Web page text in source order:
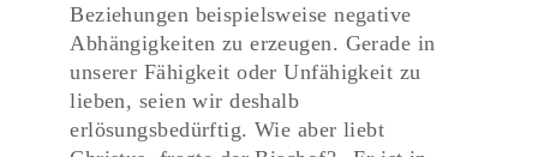
Beziehungen beispielsweise negative
Abhängigkeiten zu erzeugen. Gerade in
unserer Fähigkeit oder Unfähigkeit zu
lieben, seien wir deshalb
erlösungsbedürftig. Wie aber liebt